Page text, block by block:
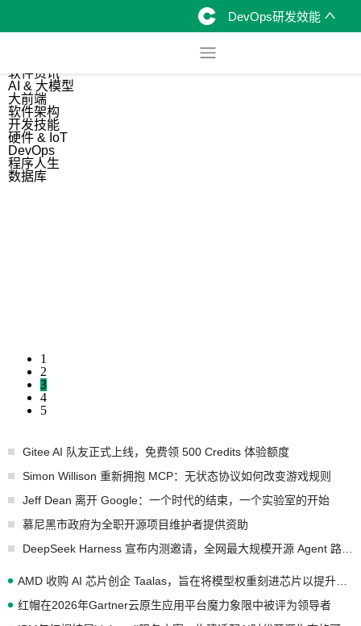
DevOps研发效能
软件资讯
AI & 大模型
大前端
软件架构
开发技能
硬件 & IoT
DevOps
程序人生
数据库
1
2
3
4
5
Gitee AI 队友正式上线，免费领 500 Credits 体验额度
Simon Willison 重新拥抱 MCP：无状态协议如何改变游戏规则
Jeff Dean 离开 Google：一个时代的结束，一个实验室的开始
慕尼黑市政府为全职开源项目维护者提供资助
红帽在2026年Gartner云原生应用平台魔力象限中被评为领导者